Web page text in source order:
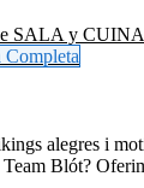
SALA y CUINA
Completa
alegres i
Blót?